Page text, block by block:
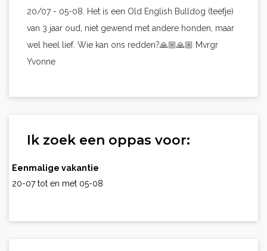
20/07 - 05-08. Het is een Old English Bulldog (teefje)
van 3 jaar oud, niet gewend met andere honden, maar
wel heel lief. Wie kan ons redden?🙏🏼🙏🏼 Mvrgr
Yvonne
Ik zoek een oppas voor:
Eenmalige vakantie
20-07 tot en met 05-08